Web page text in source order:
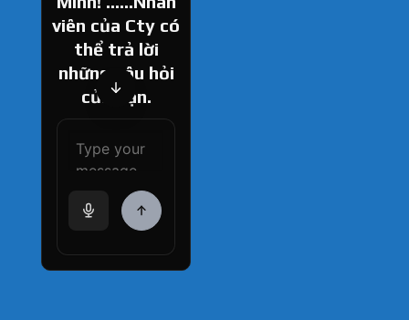
viên của Cty có
thể trả lời
những câu hỏi
của bạn.
How can I help
you today?